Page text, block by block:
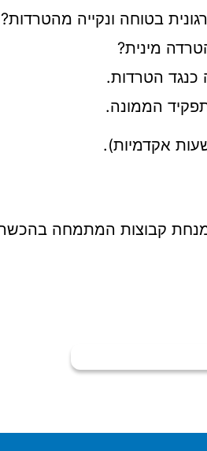
בטוחה ונקייה מהטרדות?
מינית?
כנגד הטרדות.
הממונה.